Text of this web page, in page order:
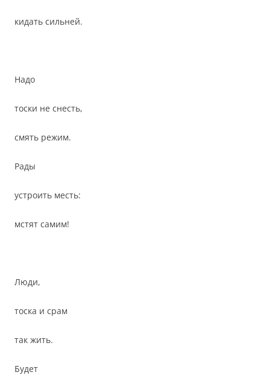
кидать сильней.
Надо
тоски не снесть,
смять режим.
Рады
устроить месть:
мстят самим!
Люди,
тоска и срам
так жить.
Будет